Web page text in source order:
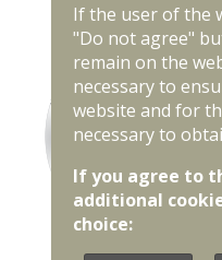
If the user of the
"Do not agree"
remain on the
necessary to
website and for
necessary to
If you agree to
additional
choice: